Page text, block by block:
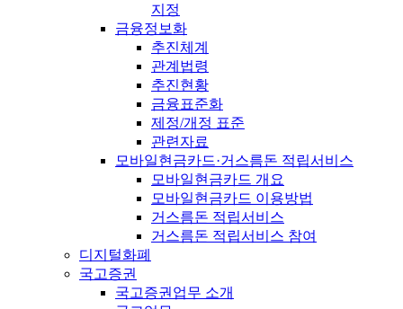
지정
금융정보화
추진체계
관계법령
추진현황
금융표준화
제정/개정 표준
관련자료
모바일현금카드·거스름돈 적립서비스
모바일현금카드 개요
모바일현금카드 이용방법
거스름돈 적립서비스
거스름돈 적립서비스 참여
디지털화폐
국고증권
국고증권업무 소개